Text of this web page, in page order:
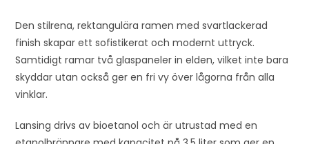
Den stilrena, rektangulära ramen med svartlackerad
finish skapar ett sofistikerat och modernt uttryck.
Samtidigt ramar två glaspaneler in elden, vilket inte bara
skyddar utan också ger en fri vy över lågorna från alla
vinklar.
Lansing drivs av bioetanol och är utrustad med en